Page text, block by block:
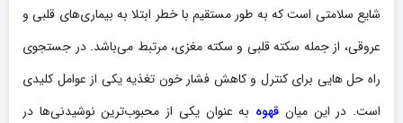
شایع سلامتی است که به طور مستقیم با خطر ابتلا به بیماری‌های قلبی و
عروقی، از جمله سکته قلبی و سکته مغزی، مرتبط می‌باشد. در جستجوی
راه‌ حل‌ هایی برای کنترل و کاهش فشار خون تغذیه یکی از عوامل کلیدی
است. در این میان قهوه به عنوان یکی از محبوب‌ترین نوشیدنی‌ها در